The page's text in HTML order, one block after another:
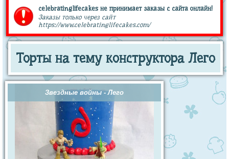
celebratinglifecakes не принимает заказы с сайта онлайн!
Заказы только через сайт
https://www.celebratinglifecakes.com/
Торты на тему конструктора Лего
Звездные войны - Лего